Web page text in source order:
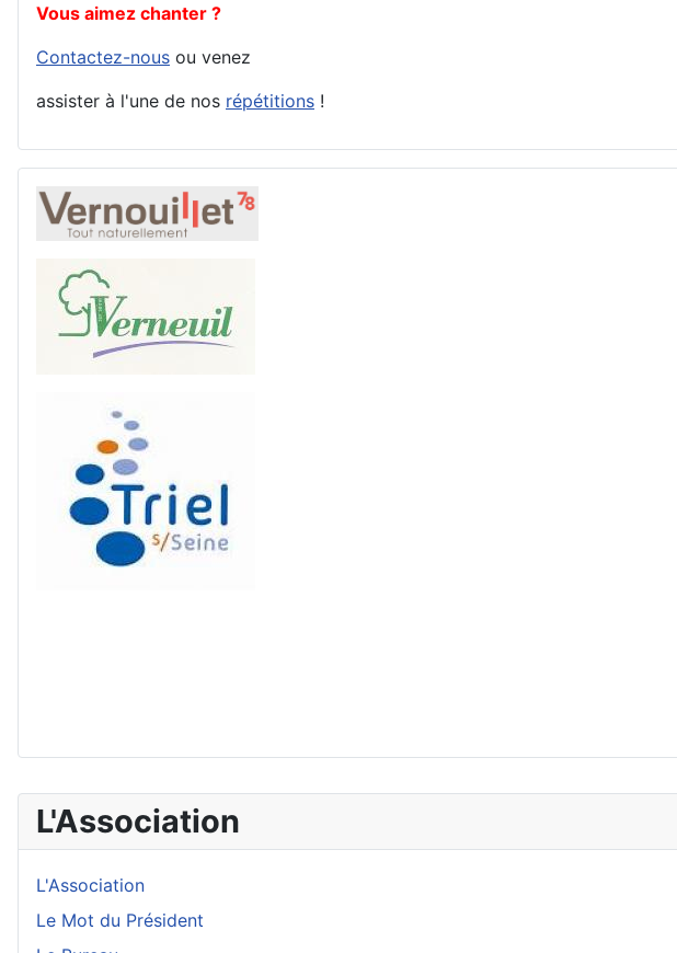
L'Association
L'Association
Le Mot du Président
Vous aimez chanter ?
Contactez-nous ou venez
assister à l'une de nos répétitions !